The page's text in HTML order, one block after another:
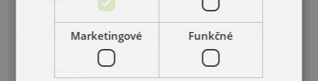
Marketingové Funkčné